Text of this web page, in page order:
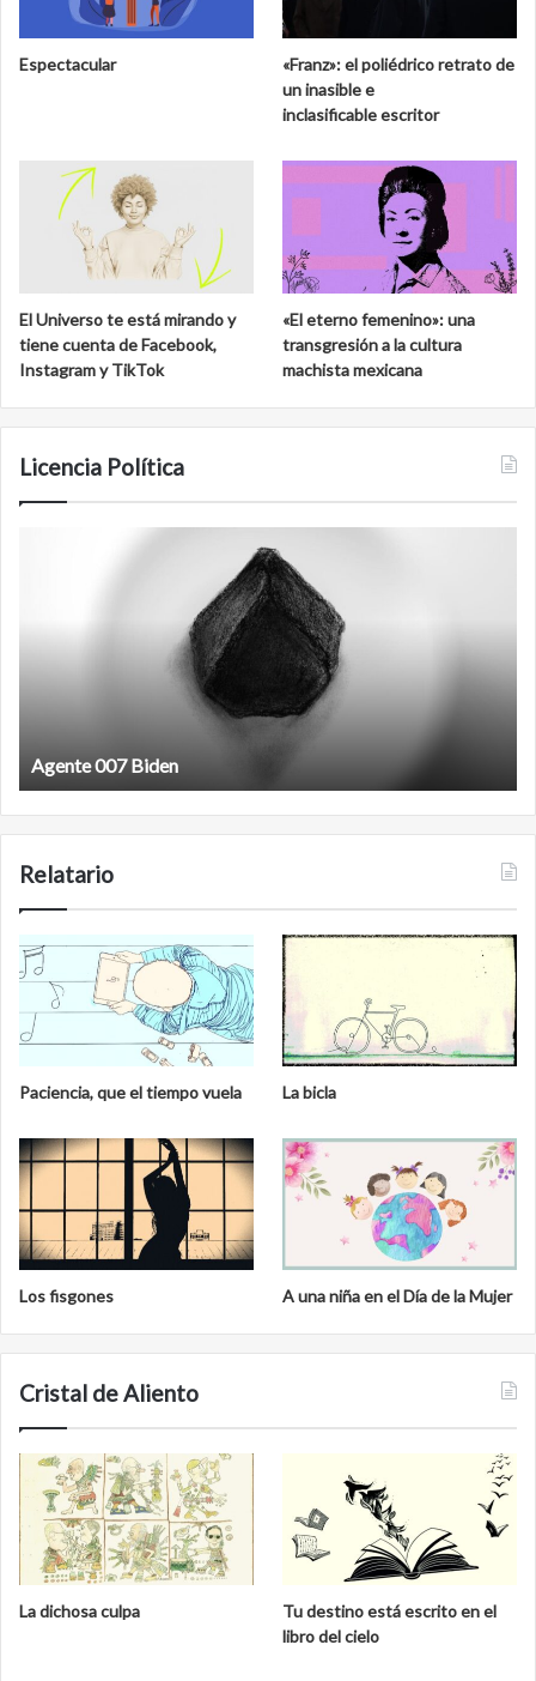
Espectacular
«Franz»: el poliédrico retrato de
un inasible e
inclasificable escritor
El Universo te está mirando y
tiene cuenta de Facebook,
Instagram y TikTok
«El eterno femenino»: una
transgresión a la cultura
machista mexicana
Licencia Política
Agente 007 Biden
Relatario
Paciencia, que el tiempo vuela La bicla
Los fisgones A una niña en el Día de la Mujer
Cristal de Aliento
La dichosa culpa
Tu destino está escrito en el
libro del cielo